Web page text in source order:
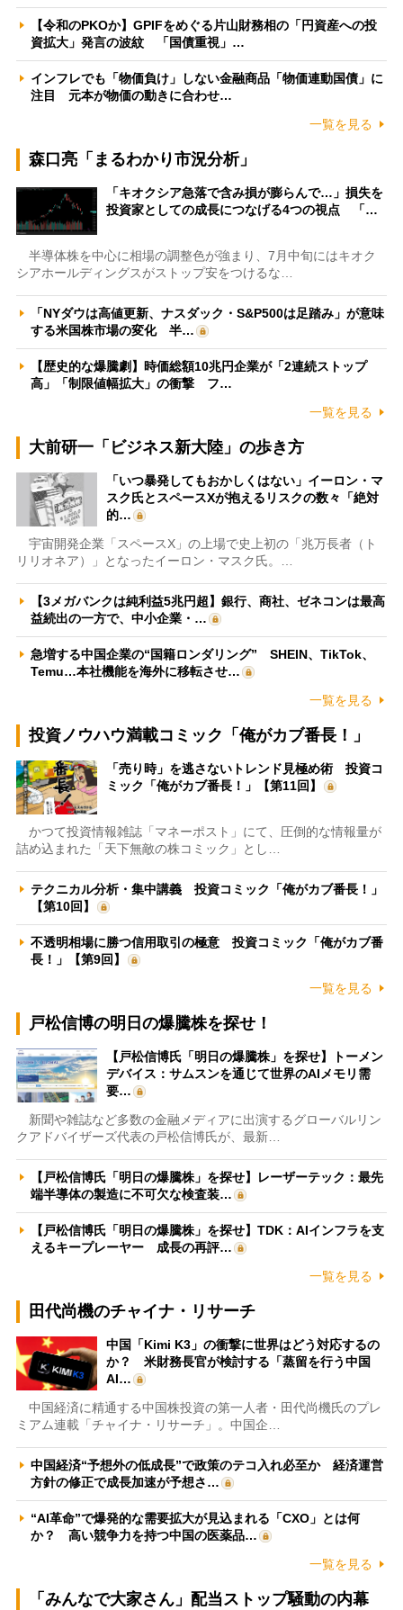
【令和のPKOか】GPIFをめぐる片山財務相の「円資産への投
資拡大」発言の波紋 「国債重視」…
インフレでも「物価負け」しない金融商品「物価連動国債」に
注目 元本が物価の動きに合わせ…
一覧を見る
森口亮「まるわかり市況分析」
「キオクシア急落で含み損が膨らんで…」損失を
投資家としての成長につなげる4つの視点 「…
半導体株を中心に相場の調整色が強まり、7月中旬にはキオク
シアホールディングスがストップ安をつけるな…
「NYダウは高値更新、ナスダック・S&P500は足踏み」が意味
する米国株市場の変化 半…
【歴史的な爆騰劇】時価総額10兆円企業が「2連続ストップ
高」「制限値幅拡大」の衝撃 フ…
一覧を見る
大前研一「ビジネス新大陸」の歩き方
「いつ暴発してもおかしくはない」イーロン・マ
スク氏とスペースXが抱えるリスクの数々「絶対
的…
宇宙開発企業「スペースX」の上場で史上初の「兆万長者（ト
リリオネア）」となったイーロン・マスク氏。…
【3メガバンクは純利益5兆円超】銀行、商社、ゼネコンは最高
益続出の一方で、中小企業・…
急増する中国企業の“国籍ロンダリング” SHEIN、TikTok、
Temu…本社機能を海外に移転させ…
一覧を見る
投資ノウハウ満載コミック「俺がカブ番長！」
「売り時」を逃さないトレンド見極め術 投資コ
ミック「俺がカブ番長！」【第11回】
かつて投資情報雑誌「マネーポスト」にて、圧倒的な情報量が
詰め込まれた「天下無敵の株コミック」とし…
テクニカル分析・集中講義 投資コミック「俺がカブ番長！」
【第10回】
不透明相場に勝つ信用取引の極意 投資コミック「俺がカブ番
長！」【第9回】
一覧を見る
戸松信博の明日の爆騰株を探せ！
【戸松信博氏「明日の爆騰株」を探せ】トーメン
デバイス：サムスンを通じて世界のAIメモリ需
要…
新聞や雑誌など多数の金融メディアに出演するグローバルリン
クアドバイザーズ代表の戸松信博氏が、最新…
【戸松信博氏「明日の爆騰株」を探せ】レーザーテック：最先
端半導体の製造に不可欠な検査装…
【戸松信博氏「明日の爆騰株」を探せ】TDK：AIインフラを支
えるキープレーヤー 成長の再評…
一覧を見る
田代尚機のチャイナ・リサーチ
中国「Kimi K3」の衝撃に世界はどう対応するの
か？ 米財務長官が検討する「蒸留を行う中国
AI…
中国経済に精通する中国株投資の第一人者・田代尚機氏のプレ
ミアム連載「チャイナ・リサーチ」。中国企…
中国経済“予想外の低成長”で政策のテコ入れ必至か 経済運営
方針の修正で成長加速が予想さ…
“AI革命”で爆発的な需要拡大が見込まれる「CXO」とは何
か？ 高い競争力を持つ中国の医薬品…
一覧を見る
「みんなで大家さん」配当ストップ騒動の内幕